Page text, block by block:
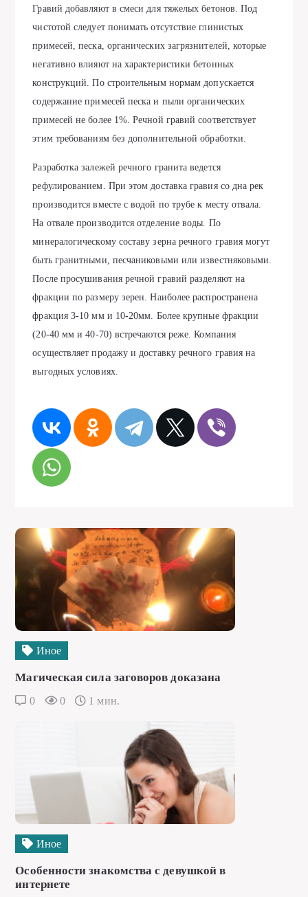
Гравий добавляют в смеси для тяжелых бетонов. Под
чистотой следует понимать отсутствие глинистых
примесей, песка, органических загрязнителей, которые
негативно влияют на характеристики бетонных
конструкций. По строительным нормам допускается
содержание примесей песка и пыли органических
примесей не более 1%. Речной гравий соответствует
этим требованиям без дополнительной обработки.
Разработка залежей речного гранита ведется
рефулированием. При этом доставка гравия со дна рек
производится вместе с водой по трубе к месту отвала.
На отвале производится отделение воды. По
минералогическому составу зерна речного гравия могут
быть гранитными, песчаниковыми или известняковыми.
После просушивания речной гравий разделяют на
фракции по размеру зерен. Наиболее распространена
фракция 3-10 мм и 10-20мм. Более крупные фракции
(20-40 мм и 40-70) встречаются реже. Компания
осуществляет продажу и доставку речного гравия на
выгодных условиях.
Иное
Магическая сила заговоров доказана
0 0 1 мин.
Иное
Особенности знакомства с девушкой в
интернете